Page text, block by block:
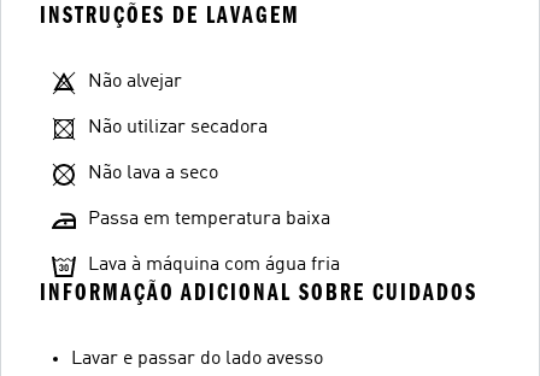
INSTRUÇÕES DE LAVAGEM
Não alvejar
Não utilizar secadora
Não lava a seco
Passa em temperatura baixa
Lava à máquina com água fria
INFORMAÇÃO ADICIONAL SOBRE CUIDADOS
Lavar e passar do lado avesso